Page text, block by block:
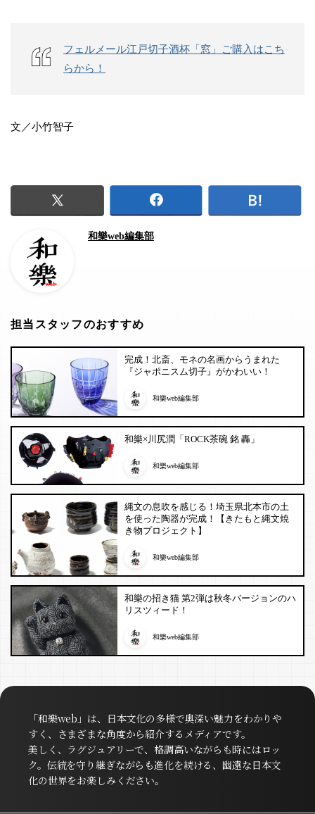
フェルメール江戸切子酒杯「窓」ご購入はこち
らから！
文／小竹智子
和樂web編集部
担当スタッフのおすすめ
完成！北斎、モネの名画からうまれた
『ジャポニスム切子』がかわいい！
和樂web編集部
和樂×川尻潤「ROCK茶碗 銘 轟」
和樂web編集部
縄文の息吹を感じる！埼玉県北本市の土
を使った陶器が完成！【きたもと縄文焼
き物プロジェクト】
和樂web編集部
和樂の招き猫 第2弾は秋冬バージョンのハ
リスツィード！
和樂web編集部
「和樂web」は、日本文化の多様で奥深い魅力をわかりや
すく、さまざまな角度から紹介するメディアです。
美しく、ラグジュアリーで、格調高いながらも時にはロッ
ク。伝統を守り継ぎながらも進化を続ける、幽遠な日本文
化の世界をお楽しみください。